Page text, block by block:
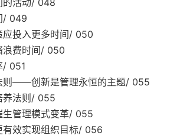
的活动/ 048
/ 049
应投入更多时间/ 050
浪费时间/ 050
/ 051
则——创新是管理永恒的主题/ 055
养法则/ 055
生管理模式变革/ 055
有效实现组织目标/ 056